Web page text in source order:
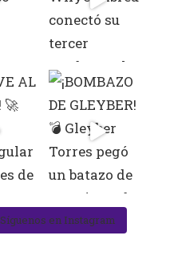
Síguenos en Instagram